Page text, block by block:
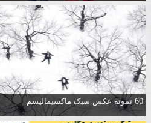
60 نمونه عکس سبک ماکسیمالیسم